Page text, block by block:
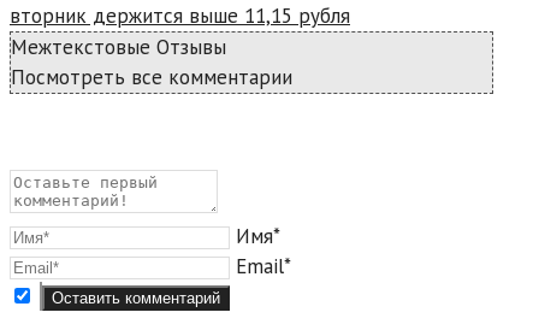
вторник держится выше 11,15 рубля
Межтекстовые Отзывы
Посмотреть все комментарии
Имя*
Email*